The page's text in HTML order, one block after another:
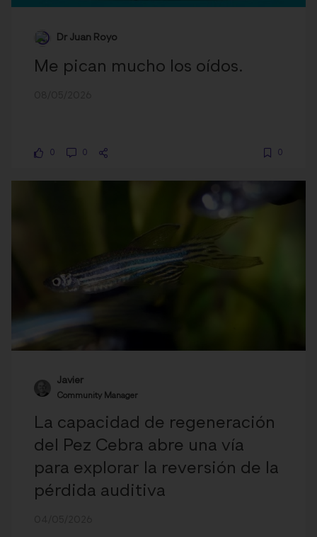
Dr Juan Royo
Me pican mucho los oídos.
0 0 0
Javier
Community Manager
La capacidad de regeneración
del Pez Cebra abre una vía
para explorar la reversión de la
pérdida auditiva